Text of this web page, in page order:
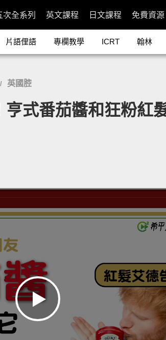
次全系列 英文課程 日文課程 免費資源
片語俚語 專欄教學 ICRT 翰林
/ 英國腔
亨式番茄醬和狂粉